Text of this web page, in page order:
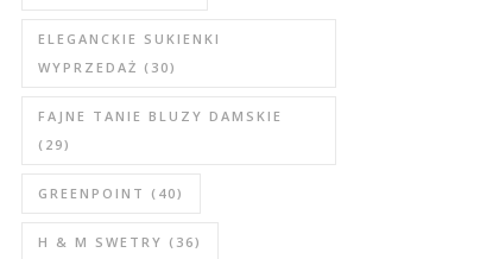
ELEGANCKIE SUKIENKI
WYPRZEDAŻ (30)
FAJNE TANIE BLUZY DAMSKIE
(29)
GREENPOINT (40)
H & M SWETRY (36)